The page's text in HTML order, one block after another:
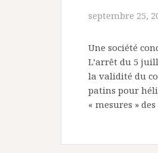
septembre 25,
Une société
L’arrêt du 5
la validité du
patins pour
« mesures »